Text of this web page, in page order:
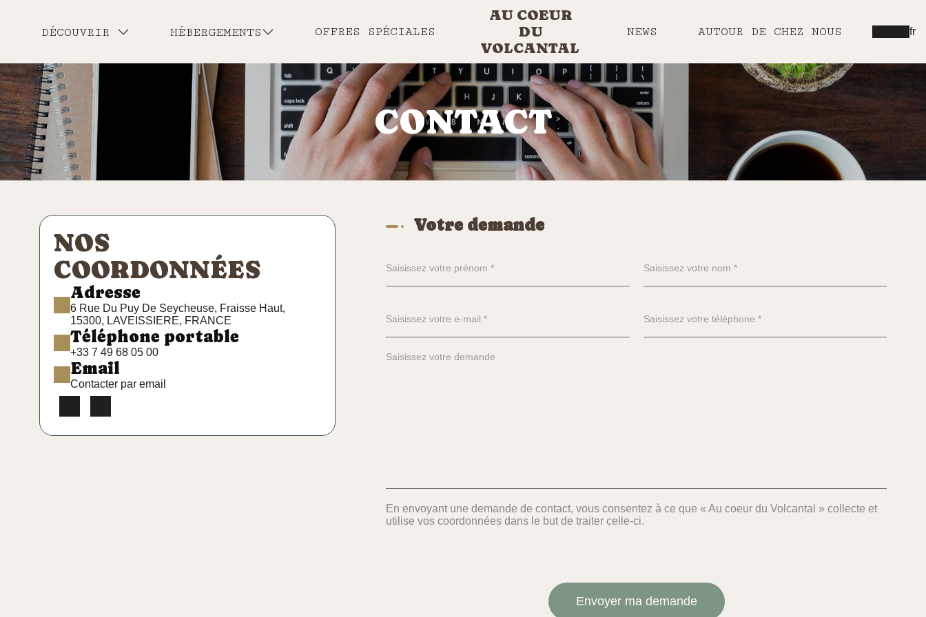
DÉCOUVRIR HÉBERGEMENTS OFFRES SPÉCIALES
AU COEUR
DU
VOLCANTAL
NEWS AUTOUR DE CHEZ NOUS fr
CONTACT
NOS
COORDONNÉES
Adresse
6 Rue Du Puy De Seycheuse, Fraisse Haut,
15300, LAVEISSIERE, FRANCE
Téléphone portable
+33 7 49 68 05 00
Email
Contacter par email
Votre demande
En envoyant une demande de contact, vous consentez à ce que « Au coeur du Volcantal » collecte et
utilise vos coordonnées dans le but de traiter celle-ci.